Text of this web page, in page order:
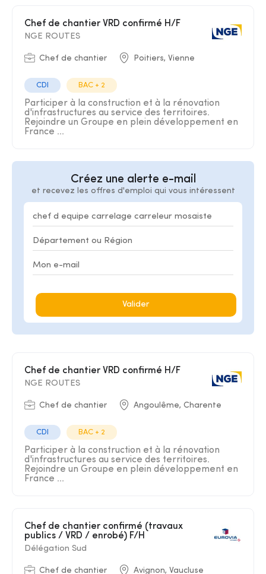
Chef de chantier VRD confirmé H/F
NGE ROUTES
Chef de chantier Poitiers, Vienne
CDI BAC + 2
Participer à la construction et à la rénovation
d'infrastructures au service des territoires.
Rejoindre un Groupe en plein développement en
France ...
Créez une alerte e-mail
et recevez les offres d'emploi qui vous intéressent
Valider
Chef de chantier VRD confirmé H/F
NGE ROUTES
Chef de chantier Angoulême, Charente
CDI BAC + 2
Participer à la construction et à la rénovation
d'infrastructures au service des territoires.
Rejoindre un Groupe en plein développement en
France ...
Chef de chantier confirmé (travaux
publics / VRD / enrobé) F/H
Délégation Sud
Chef de chantier Avignon, Vaucluse